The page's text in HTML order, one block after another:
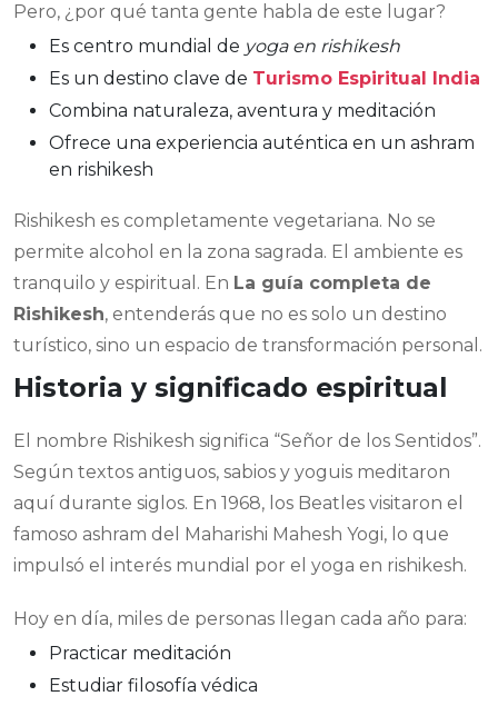
Pero, ¿por qué tanta gente habla de este lugar?
Es centro mundial de yoga en rishikesh
Es un destino clave de Turismo Espiritual India
Combina naturaleza, aventura y meditación
Ofrece una experiencia auténtica en un ashram
en rishikesh
Rishikesh es completamente vegetariana. No se
permite alcohol en la zona sagrada. El ambiente es
tranquilo y espiritual. En La guía completa de
Rishikesh, entenderás que no es solo un destino
turístico, sino un espacio de transformación personal.
Historia y significado espiritual
El nombre Rishikesh significa “Señor de los Sentidos”.
Según textos antiguos, sabios y yoguis meditaron
aquí durante siglos. En 1968, los Beatles visitaron el
famoso ashram del Maharishi Mahesh Yogi, lo que
impulsó el interés mundial por el yoga en rishikesh.
Hoy en día, miles de personas llegan cada año para:
Practicar meditación
Estudiar filosofía védica